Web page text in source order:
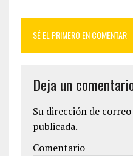
SÉ EL PRIMERO EN COMENTAR
Deja un
Su dirección de
publicada.
Comentario